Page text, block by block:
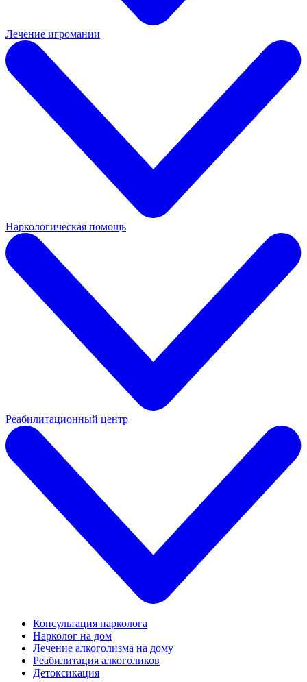
Лечение игромании
Наркологическая помощь
Реабилитационный центр
Консультация нарколога
Нарколог на дом
Лечение алкоголизма на дому
Реабилитация алкоголиков
Детоксикация